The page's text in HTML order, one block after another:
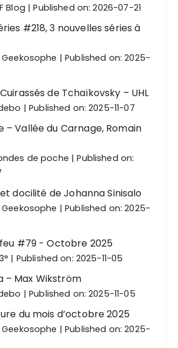
Blog Published on: 2026-07-21
#218, 3 nouvelles séries à
Geekosophe
Published on: 2025-
de Tchaïkovsky – UHL
Published on: 2025-11-07
– Vallée du Carnage, Romain
de poche
Published on:
docilité de Johanna Sinisalo
Geekosophe
Published on: 2025-
#79 - Octobre 2025
Published on: 2025-11-05
– Max Wikström
Published on: 2025-11-05
du mois d’octobre 2025
Geekosophe
Published on: 2025-